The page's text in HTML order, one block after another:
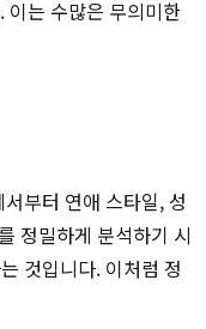
이는 수많은 무의미한
부터 연애 스타일, 성
정밀하게 분석하기 시
것입니다. 이처럼 정